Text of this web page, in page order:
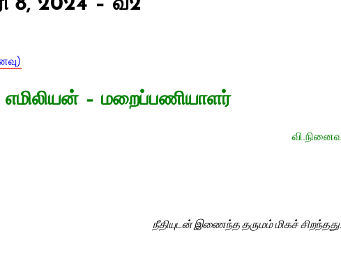
எமிலியன் – மறைப்பணியாளர்
நீதியுடன் இணைந்த தருமம் மிகச் சிறந்தது.